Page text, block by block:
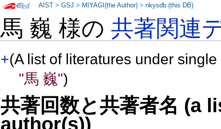
馬 巍 様の共著関連
+(A list of literatures under
"馬 巍")
共著回数と共著者名 (a
author(s))
AIST >GSJ > MIYAGI(the Author) >nkysdb (this DB)